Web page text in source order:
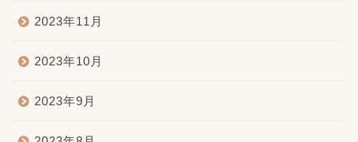
2023年11月
2023年10月
2023年9月